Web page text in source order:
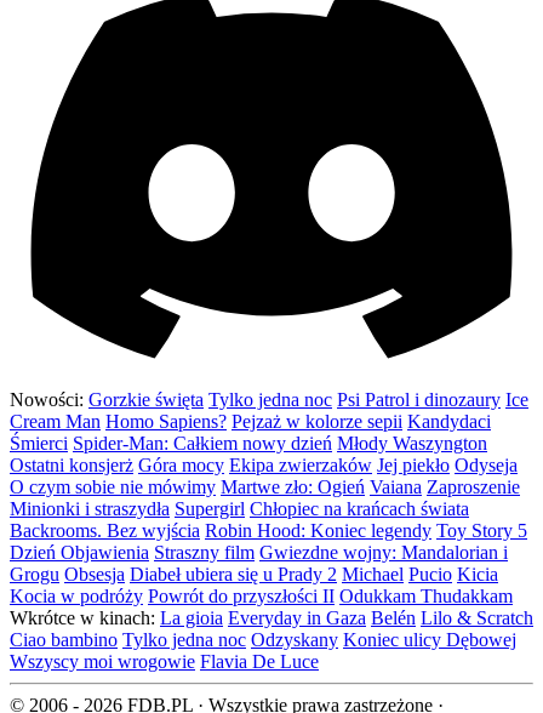
Nowości: Gorzkie święta Tylko jedna noc Psi Patrol i dinozaury Ice
Cream Man Homo Sapiens? Pejzaż w kolorze sepii Kandydaci
Śmierci Spider-Man: Całkiem nowy dzień Młody Waszyngton
Ostatni konsjerż Góra mocy Ekipa zwierzaków Jej piekło Odyseja
O czym sobie nie mówimy Martwe zło: Ogień Vaiana Zaproszenie
Minionki i straszydła Supergirl Chłopiec na krańcach świata
Backrooms. Bez wyjścia Robin Hood: Koniec legendy Toy Story 5
Dzień Objawienia Straszny film Gwiezdne wojny: Mandalorian i
Grogu Obsesja Diabeł ubiera się u Prady 2 Michael Pucio Kicia
Kocia w podróży Powrót do przyszłości II Odukkam Thudakkam
Wkrótce w kinach: La gioia Everyday in Gaza Belén Lilo & Scratch
Ciao bambino Tylko jedna noc Odzyskany Koniec ulicy Dębowej
Wszyscy moi wrogowie Flavia De Luce
© 2006 - 2026 FDB.PL · Wszystkie prawa zastrzeżone ·